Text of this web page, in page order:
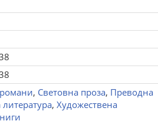
, Световна проза, Преводна
, Художествена